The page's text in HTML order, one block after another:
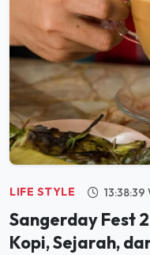
LIFE STYLE
Sangerday Fest
Kopi, Sejarah,